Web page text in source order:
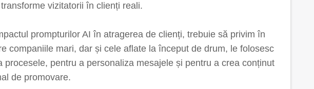
vizitatorii în clienți reali.
prompturilor AI în atragerea de clienți, trebuie să privim în
companiile mari, dar și cele aflate la început de drum, le folosesc
procesele, pentru a personaliza mesajele și pentru a crea conținut
de promovare.